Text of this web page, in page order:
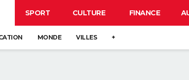
SPORT CULTURE FINANCE
MONDE VILLES +